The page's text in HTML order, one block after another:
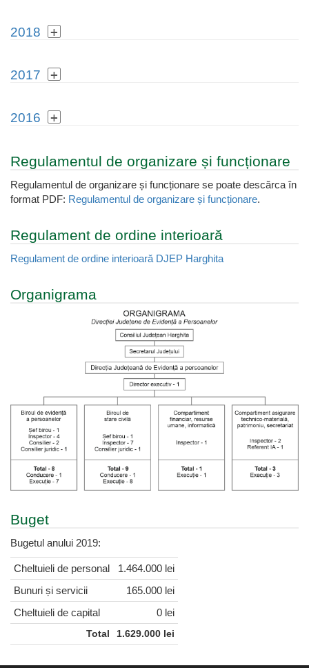
2018
2017
2016
Regulamentul de organizare și funcționare
Regulamentul de organizare și funcționare se poate descărca în
format PDF: Regulamentul de organizare și funcționare.
Regulament de ordine interioară
Regulament de ordine interioară DJEP Harghita
Organigrama
Buget
Bugetul anului 2019:
Cheltuieli de personal
1.464.000 lei
Bunuri și servicii
165.000 lei
Cheltuieli de capital
0 lei
Total 1.629.000 lei